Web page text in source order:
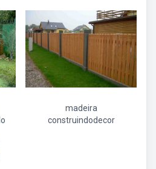
madeira
construindodecor